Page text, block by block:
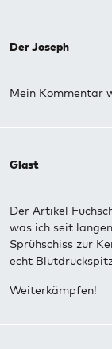
Der Joseph
Mein Kommentar
Glast
Der Artikel
was ich seit
Sprühschiss zur
echt
Weiterkämpfen!